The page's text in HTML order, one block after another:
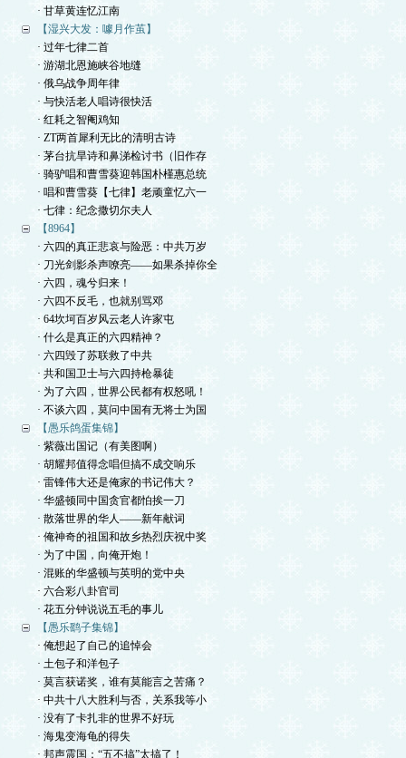
· 甘草黄连忆江南
【湿兴大发：噱月作茧】
· 过年七律二首
· 游湖北恩施峡谷地缝
· 俄乌战争周年律
· 与快活老人唱诗很快活
· 红耗之智阉鸡知
· ZT两首犀利无比的清明古诗
· 茅台抗旱诗和鼻涕检讨书（旧作存
· 骑驴唱和曹雪葵迎韩国朴槿惠总统
· 唱和曹雪葵【七律】老顽童忆六一
· 七律：纪念撒切尔夫人
【8964】
· 六四的真正悲哀与险恶：中共万岁
· 刀光剑影杀声嘹亮——如果杀掉你全
· 六四，魂兮归来！
· 六四不反毛，也就别骂邓
· 64坎坷百岁风云老人许家屯
· 什么是真正的六四精神？
· 六四毁了苏联救了中共
· 共和国卫士与六四持枪暴徒
· 为了六四，世界公民都有权怒吼！
· 不谈六四，莫问中国有无将士为国
【愚乐鸽蛋集锦】
· 紫薇出国记（有美图啊）
· 胡耀邦值得念唱但搞不成交响乐
· 雷锋伟大还是俺家的书记伟大？
· 华盛顿同中国贪官都怕挨一刀
· 散落世界的华人——新年献词
· 俺神奇的祖国和故乡热烈庆祝中奖
· 为了中国，向俺开炮！
· 混账的华盛顿与英明的党中央
· 六合彩八卦官司
· 花五分钟说说五毛的事儿
【愚乐鹞子集锦】
· 俺想起了自己的追悼会
· 土包子和洋包子
· 莫言获诺奖，谁有莫能言之苦痛？
· 中共十八大胜利与否，关系我等小
· 没有了卡扎非的世界不好玩
· 海鬼变海龟的得失
· 邦声震国：“五不搞”太搞了！